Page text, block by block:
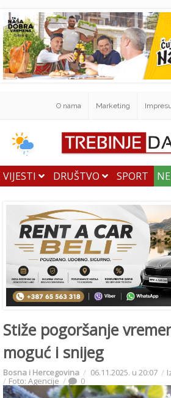
O nama Marketing
VIJESTI DRUŠTVO SPORT
Stiže pogoršanje
moguć i snijeg
Bosna i Hercegovina 06.11.2025. u 20:07
Foto: Agencije 0